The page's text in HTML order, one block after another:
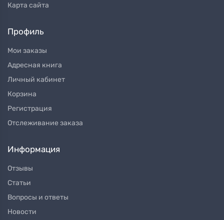
Карта сайта
Профиль
Мои заказы
Адресная книга
Личный кабинет
Корзина
Регистрация
Отслеживание заказа
Информация
Отзывы
Статьи
Вопросы и ответы
Новости